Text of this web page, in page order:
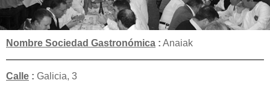
Nombre Sociedad Gastronómica : Anaiak
Calle : Galicia, 3